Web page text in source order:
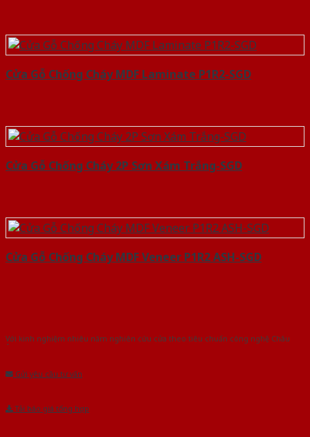
Cửa Gỗ Chống Cháy MDF Laminate P1R2-SGD
Cửa Gỗ Chống Cháy 2P Sơn Xám Trắng-SGD
Cửa Gỗ Chống Cháy MDF Veneer P1R2 ASH-SGD
Với kinh nghiệm nhiêu năm nghiên cứu cửa theo tiêu chuẩn công nghệ Châu
Gửi yêu cầu tư vấn
Tải báo giá tổng hợp